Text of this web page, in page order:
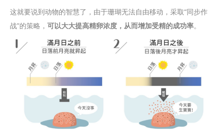
这就要说到动物的智慧了，由于珊瑚无法自由移动，采取“同步作
战”的策略， 可以大大提高精卵浓度，从而增加受精的成功率。